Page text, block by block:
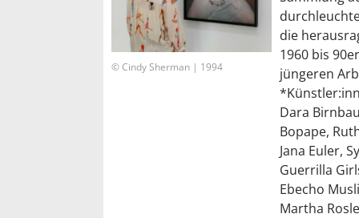
© Cindy Sherman | 1994
die
1960 bis
jüngeren
Dara
Bopape,
Jana Euler,
Guerrilla
Ebecho
Martha